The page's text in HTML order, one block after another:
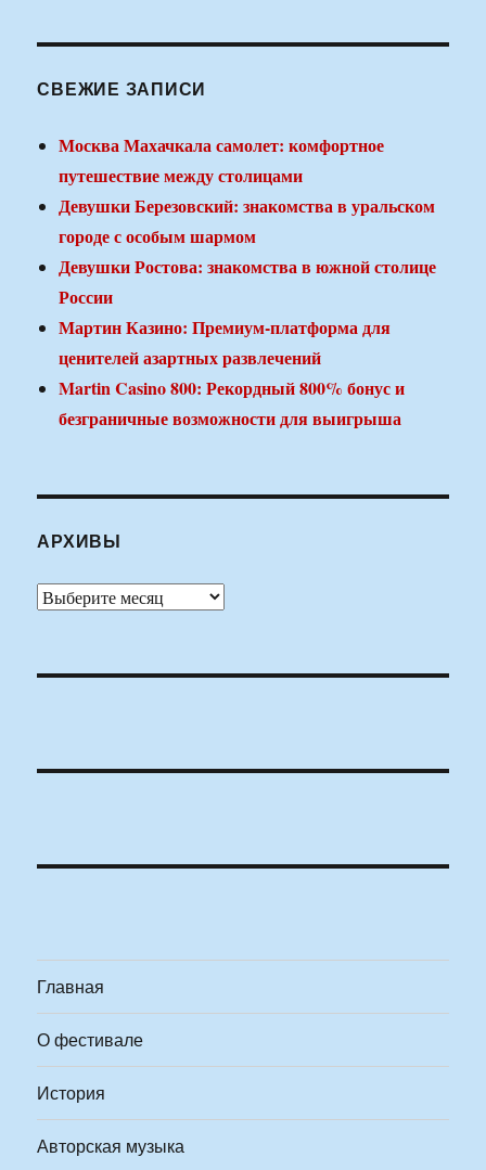
СВЕЖИЕ ЗАПИСИ
Москва Махачкала самолет: комфортное
путешествие между столицами
Девушки Березовский: знакомства в уральском
городе с особым шармом
Девушки Ростова: знакомства в южной столице
России
Мартин Казино: Премиум-платформа для
ценителей азартных развлечений
Martin Casino 800: Рекордный 800% бонус и
безграничные возможности для выигрыша
АРХИВЫ
Архивы
Главная
О фестивале
История
Авторская музыка